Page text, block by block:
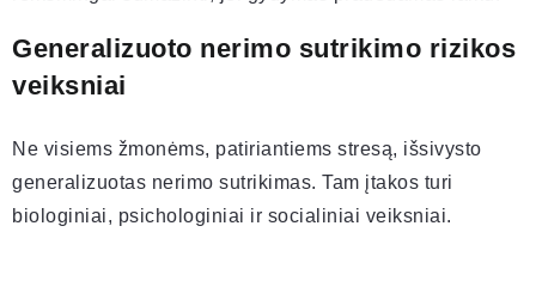
Generalizuoto nerimo sutrikimo rizikos
veiksniai
Ne visiems žmonėms, patiriantiems stresą, išsivysto
generalizuotas nerimo sutrikimas. Tam įtakos turi
biologiniai, psichologiniai ir socialiniai veiksniai.